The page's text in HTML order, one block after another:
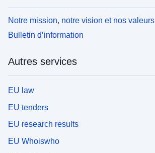
Notre mission, notre vision et nos valeurs
Bulletin d’information
Autres services
EU law
EU tenders
EU research results
EU Whoiswho